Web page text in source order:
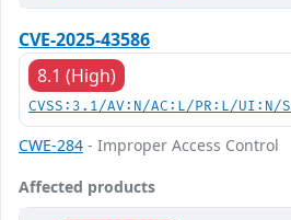
CVE-2025-43586
8.1 (High)
CVSS:3.1/AV:N/AC:L/PR:L/
CWE-284 - Improper Access Control
Affected products